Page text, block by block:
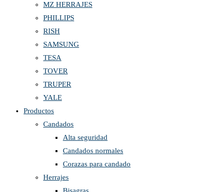
MZ HERRAJES
PHILLIPS
RISH
SAMSUNG
TESA
TOVER
TRUPER
YALE
Productos
Candados
Alta seguridad
Candados normales
Corazas para candado
Herrajes